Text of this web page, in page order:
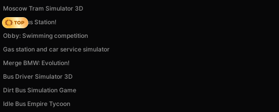
Moscow Tram Simulator 3D
Crazy Bus Station!
Obby: Swimming competition
Gas station and car service simulator
Merge BMW: Evolution!
Bus Driver Simulator 3D
Dirt Bus Simulation Game
Idle Bus Empire Tycoon